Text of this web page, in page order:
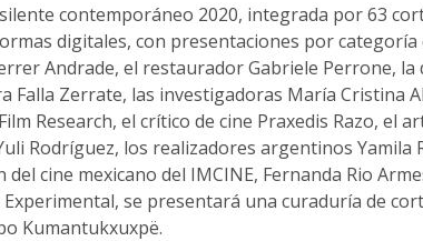
contemporáneo 2020, integrada por 63
digitales, con presentaciones por categoría
Andrade, el restaurador Gabriele Perrone, la
Falla Zerrate, las investigadoras María Cristina
Research, el crítico de cine Praxedis Razo, el
Rodríguez, los realizadores argentinos Yamila
cine mexicano del IMCINE, Fernanda Rio
Experimental, se presentará una curaduría de
Kumantukxuxpë.